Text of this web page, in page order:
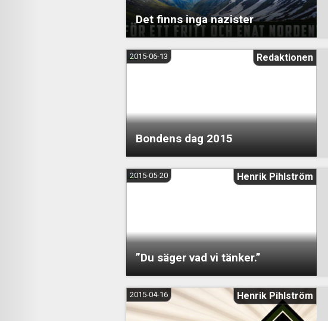
Det finns inga nazister
Bondens dag 2015
2015-06-13
Redaktionen
”Du säger vad vi tänker.”
2015-05-20
Henrik Pihlström
2015-04-16
Henrik Pihlström